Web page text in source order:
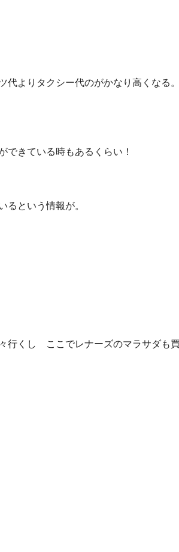
よりタクシー代のがかなり高くなる
できている時もあるくらい！
という情報が。
行くし ここでレナーズのマラサダも